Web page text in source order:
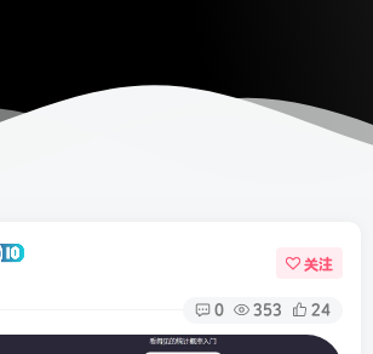
关注
0 353 24